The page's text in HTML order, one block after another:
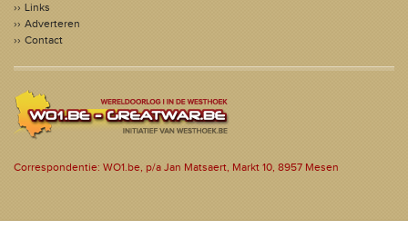
Links
Adverteren
Contact
Correspondentie: WO1.be, p/a Jan Matsaert, Markt 10, 8957 Mesen